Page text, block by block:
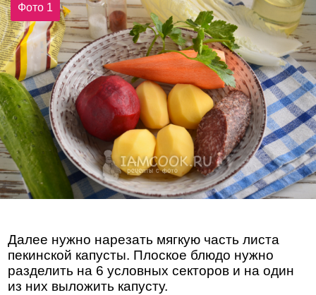
Фото 1
Далее нужно нарезать мягкую часть листа
пекинской капусты. Плоское блюдо нужно
разделить на 6 условных секторов и на один
из них выложить капусту.